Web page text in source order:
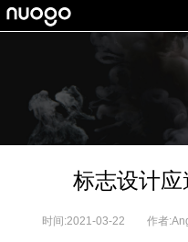
标志设计应
时间:2021-03-22 作者